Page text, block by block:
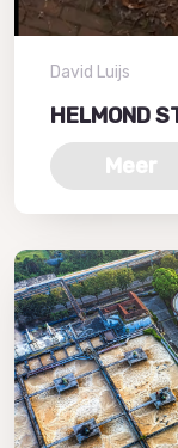
David Luijs
HELMOND
Meer